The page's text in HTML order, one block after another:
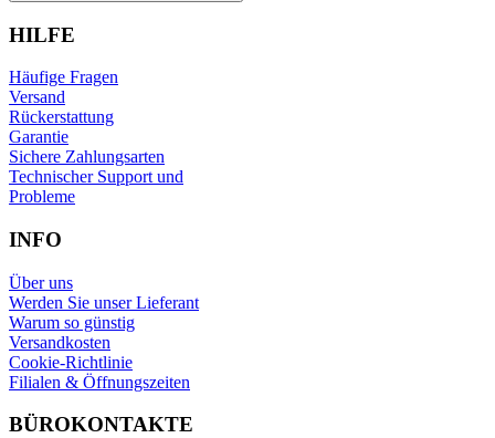
HILFE
Häufige Fragen
Versand
Rückerstattung
Garantie
Sichere Zahlungsarten
Technischer Support und
Probleme
INFO
Über uns
Werden Sie unser Lieferant
Warum so günstig
Versandkosten
Cookie-Richtlinie
Filialen & Öffnungszeiten
BÜROKONTAKTE